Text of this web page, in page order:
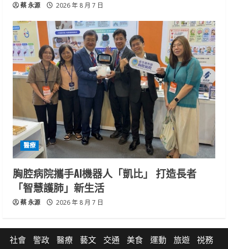
蔡 永源 2026 年 8 月 7 日
醫療
胸腔病院攜手AI機器人「凱比」 打造長者
「智慧護肺」新生活
蔡 永源 2026 年 8 月 7 日
社會 警政 醫療 藝文 交通 美食 運動 旅遊
祱務